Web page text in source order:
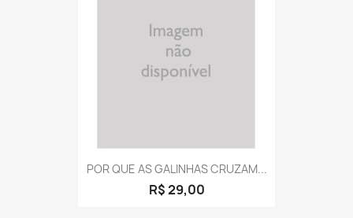
POR QUE AS GALINHAS CRUZAM...
R$ 29,00